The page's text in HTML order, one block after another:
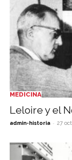
MEDICINA
Leloire y el
admin-historia - 27